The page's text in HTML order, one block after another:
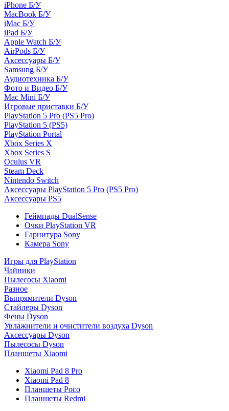
iPhone Б/У
MacBook Б/У
iMac Б/У
iPad Б/У
Apple Watch Б/У
AirPods Б/У
Аксессуары Б/У
Samsung Б/У
Аудиотехника Б/У
Фото и Видео Б/У
Mac Mini Б/У
Игровые приставки Б/У
PlayStation 5 Pro (PS5 Pro)
PlayStation 5 (PS5)
PlayStation Portal
Xbox Series X
Xbox Series S
Oculus VR
Steam Deck
Nintendo Switch
Аксессуары PlayStation 5 Pro (PS5 Pro)
Аксессуары PS5
Геймпады DualSense
Очки PlayStation VR
Гарнитура Sony
Камера Sony
Игры для PlayStation
Чайники
Пылесосы Xiaomi
Разное
Выпрямители Dyson
Стайлеры Dyson
Фены Dyson
Увлажнители и очистители воздуха Dyson
Аксессуары Dyson
Пылесосы Dyson
Планшеты Xiaomi
Xiaomi Pad 8 Pro
Xiaomi Pad 8
Планшеты Poco
Планшеты Redmi